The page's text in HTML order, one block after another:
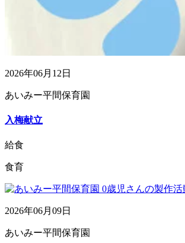
2026年06月12日
あいみー平間保育園
入梅献立
給食
食育
2026年06月09日
あいみー平間保育園